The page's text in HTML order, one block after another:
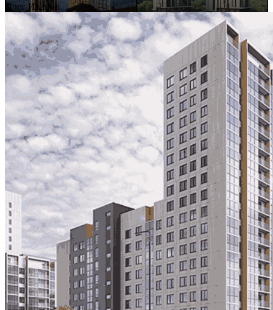
Олег Иванов